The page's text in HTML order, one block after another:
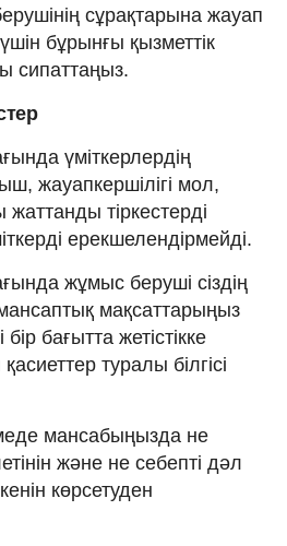
сұрақтарына жауап
бұрынғы қызметтік
сипаттаңыз.
үміткерлердің
жауапкершілігі мол,
жаттанды тіркестерді
ерекшелендірмейді.
жұмыс беруші сіздің
мақсаттарыңыз
бағытта жетістікке
туралы білгісі
мансабыңызда не
және не себепті дәл
көрсетуден